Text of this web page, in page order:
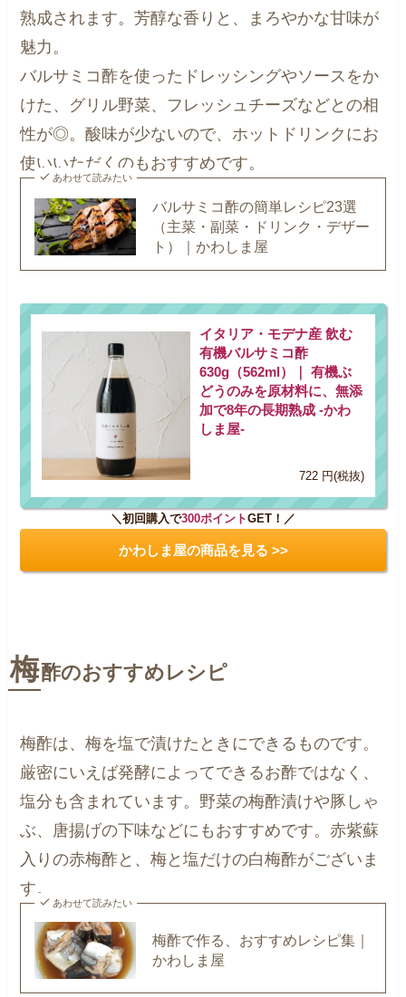
熟成されます。芳醇な香りと、まろやかな甘味が
魅力。
バルサミコ酢を使ったドレッシングやソースをか
けた、グリル野菜、フレッシュチーズなどとの相
性が◎。酸味が少ないので、ホットドリンクにお
使いいただくのもおすすめです。
あわせて読みたい
バルサミコ酢の簡単レシピ23選
（主菜・副菜・ドリンク・デザー
ト）｜かわしま屋
イタリア・モデナ産 飲む
有機バルサミコ酢
630g（562ml）｜ 有機ぶ
どうのみを原材料に、無添
加で8年の長期熟成 -かわ
しま屋-
722 円(税抜)
＼初回購入で300ポイントGET！／
かわしま屋の商品を見る >>
梅酢のおすすめレシピ
梅酢は、梅を塩で漬けたときにできるものです。
厳密にいえば発酵によってできるお酢ではなく、
塩分も含まれています。野菜の梅酢漬けや豚しゃ
ぶ、唐揚げの下味などにもおすすめです。赤紫蘇
入りの赤梅酢と、梅と塩だけの白梅酢がございま
す。
あわせて読みたい
梅酢で作る、おすすめレシピ集｜
かわしま屋